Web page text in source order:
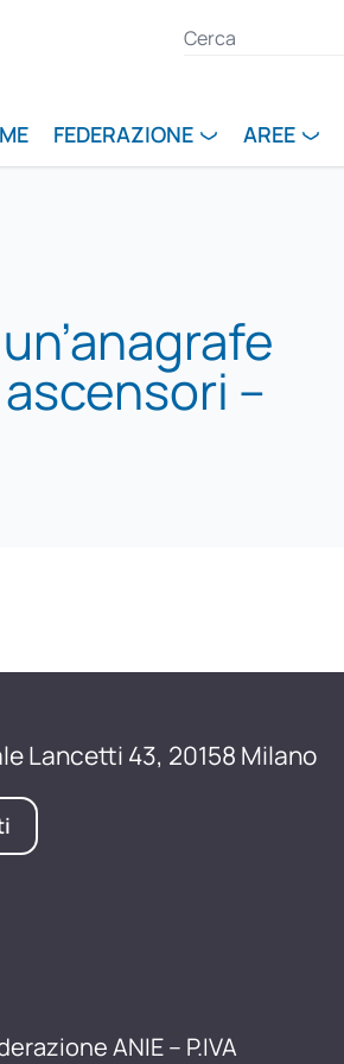
FEDERAZIONE AREE
–
Lancetti 43, 20158 Milano
ANIE – P.IVA